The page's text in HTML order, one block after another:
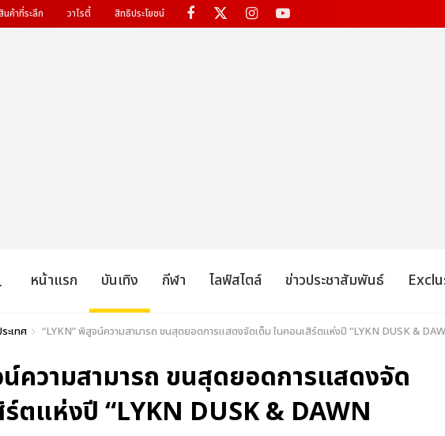
นค้าที่ระลึก วาไรตี้ สิทธิประโยชน์
หน้าแรก บันเทิง กีฬา ไลฟ์สไตล์ ข่าวประชาสัมพันธ์
ะเทศ “LYKN” พิสูจน์ความสามารถ ขนสุดยอดการแสดงจัดเต็ม ในคอนเสิร์ตแห่งปี “LYKN DUSK &
ความสามารถ ขนสุดยอดการแสดงจัด
ร์ตแห่งปี “LYKN DUSK & DAWN